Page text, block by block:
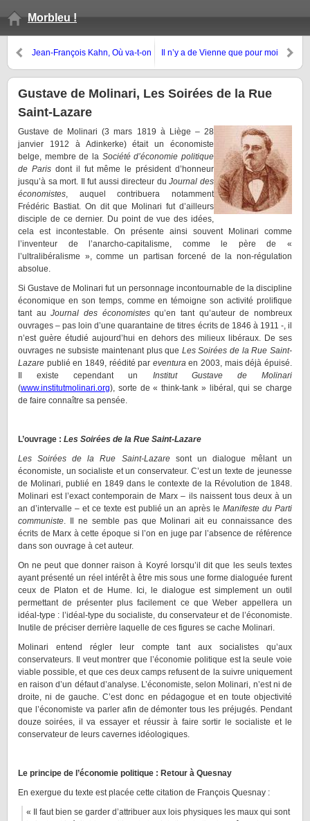
Morbleu !
Jean-François Kahn, Où va-t-on
Il n’y a de Vienne que pour moi
Gustave de Molinari, Les Soirées de la Rue
Saint-Lazare
Gustave de Molinari (3 mars 1819 à Liège – 28
janvier 1912 à Adinkerke) était un économiste
belge, membre de la Société d’économie politique
de Parisdont il fut même le président d’honneur
jusqu’à sa mort. Il fut aussi directeur duJournal des
économistes, auquel contribuera notamment
Frédéric Bastiat. On dit que Molinari fut d’ailleurs
disciple de ce dernier. Du point de vue des idées,
cela est incontestable. On présente ainsi souvent Molinari comme
l’inventeur de l’anarcho-capitalisme, comme le père de «
l’ultralibéralisme », comme un partisan forcené de la non-régulation
absolue.
Si Gustave de Molinari fut un personnage incontournable de la discipline
économique en son temps, comme en témoigne son activité prolifique
tant auJournal des économistesqu’en tant qu’auteur de nombreux
ouvrages – pas loin d’une quarantaine de titres écrits de 1846 à 1911 -, il
n’est guère étudié aujourd’hui en dehors des milieux libéraux. De ses
ouvrages ne subsiste maintenant plus que Les Soirées de la Rue Saint-
Lazare publié en 1849, réédité par eventuraen 2003, mais déjà épuisé.
Il existe cependant un Institut Gustave de Molinari
(www.institutmolinari.org), sorte de « think-tank » libéral, qui se charge
de faire connaître sa pensée.
L’ouvrage : Les Soirées de la Rue Saint-Lazare
Les Soirées de la Rue Saint-Lazaresont un dialogue mêlant un
économiste, un socialiste et un conservateur. C’est un texte de jeunesse
de Molinari, publié en 1849 dans le contexte de la Révolution de 1848.
Molinari est l’exact contemporain de Marx – ils naissent tous deux à un
an d’intervalle – et ce texte est publié un an après leManifeste du Parti
communiste. Il ne semble pas que Molinari ait eu connaissance des
écrits de Marx à cette époque si l’on en juge par l’absence de référence
dans son ouvrage à cet auteur.
On ne peut que donner raison à Koyré lorsqu’il dit que les seuls textes
ayant présenté un réel intérêt à être mis sous une forme dialoguée furent
ceux de Platon et de Hume. Ici, le dialogue est simplement un outil
permettant de présenter plus facilement ce que Weber appellera un
idéal-type : l’idéal-type du socialiste, du conservateur et de l’économiste.
Inutile de préciser derrière laquelle de ces figures se cache Molinari.
Molinari entend régler leur compte tant aux socialistes qu’aux
conservateurs. Il veut montrer que l’économie politique est la seule voie
viable possible, et que ces deux camps refusent de la suivre uniquement
en raison d’un défaut d’analyse. L’économiste, selon Molinari, n’est ni de
droite, ni de gauche. C’est donc en pédagogue et en toute objectivité
que l’économiste va parler afin de démonter tous les préjugés. Pendant
douze soirées, il va essayer et réussir à faire sortir le socialiste et le
conservateur de leurs cavernes idéologiques.
Le principe de l’économie politique : Retour à Quesnay
En exergue du texte est placée cette citation de François Quesnay :
« Il faut bien se garder d’attribuer aux lois physiques les maux qui sont